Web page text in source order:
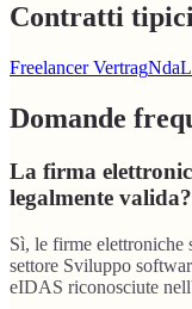
Contratti
Freelancer VertragNda
Domande
La firma
legalmente valida?
Sì, le firme elettroniche
settore Sviluppo
eIDAS riconosciute